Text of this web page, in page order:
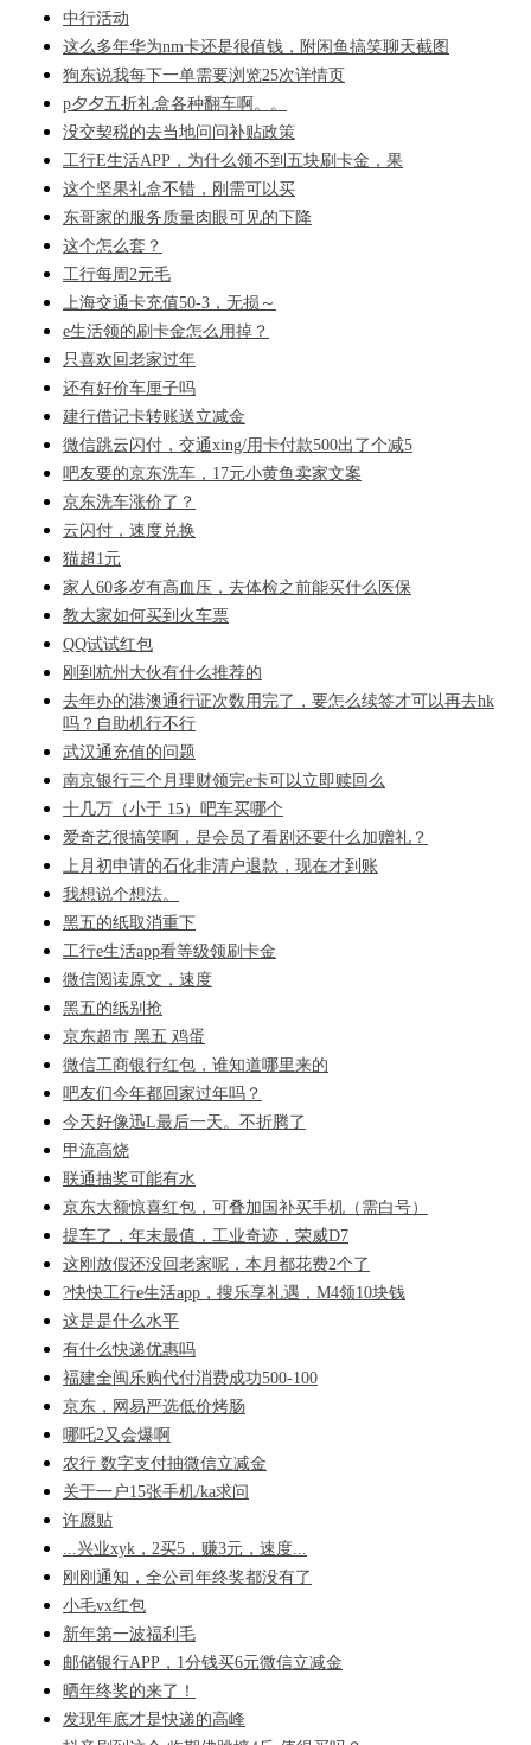
中行活动
这么多年华为nm卡还是很值钱，附闲鱼搞笑聊天截图
狗东说我每下一单需要浏览25次详情页
p夕夕五折礼盒各种翻车啊。。
没交契税的去当地问问补贴政策
工行E生活APP，为什么领不到五块刷卡金，果
这个坚果礼盒不错，刚需可以买
东哥家的服务质量肉眼可见的下降
这个怎么套？
工行每周2元毛
上海交通卡充值50-3，无损～
e生活领的刷卡金怎么用掉？
只喜欢回老家过年
还有好价车厘子吗
建行借记卡转账送立减金
微信跳云闪付，交通xing/用卡付款500出了个减5
吧友要的京东洗车，17元小黄鱼卖家文案
京东洗车涨价了？
云闪付，速度兑换
猫超1元
家人60多岁有高血压，去体检之前能买什么医保
教大家如何买到火车票
QQ试试红包
刚到杭州大伙有什么推荐的
去年办的港澳通行证次数用完了，要怎么续签才可以再去hk
吗？自助机行不行
武汉通充值的问题
南京银行三个月理财领完e卡可以立即赎回么
十几万（小于 15）吧车买哪个
爱奇艺很搞笑啊，是会员了看剧还要什么加赠礼？
上月初申请的石化非清户退款，现在才到账
我想说个想法。
黑五的纸取消重下
工行e生活app看等级领刷卡金
微信阅读原文，速度
黑五的纸别抢
京东超市 黑五 鸡蛋
微信工商银行红包，谁知道哪里来的
吧友们今年都回家过年吗？
今天好像迅L最后一天。不折腾了
甲流高烧
联通抽奖可能有水
京东大额惊喜红包，可叠加国补买手机（需白号）
提车了，年末最值，工业奇迹，荣威D7
这刚放假还没回老家呢，本月都花费2个了
?快快工行e生活app，搜乐享礼遇，M4领10块钱
这是是什么水平
有什么快递优惠吗
福建全闽乐购代付消费成功500-100
京东，网易严选低价烤肠
哪吒2又会爆啊
农行 数字支付抽微信立减金
关于一户15张手机/ka求问
许愿贴
...兴业xyk，2买5，赚3元，速度...
刚刚通知，全公司年终奖都没有了
小毛vx红包
新年第一波福利毛
邮储银行APP，1分钱买6元微信立减金
晒年终奖的来了！
发现年底才是快递的高峰